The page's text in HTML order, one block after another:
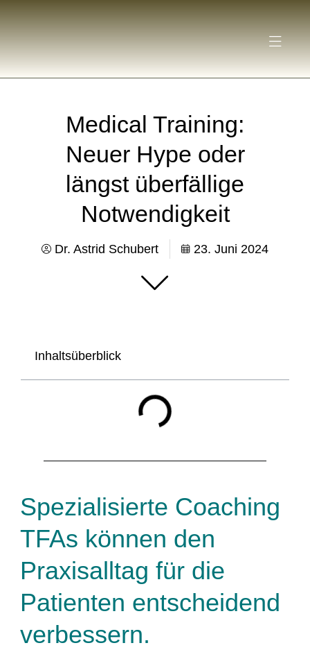
Medical Training:
Neuer Hype oder
längst überfällige
Notwendigkeit
Dr. Astrid Schubert 23. Juni 2024
Inhaltsüberblick
Spezialisierte Coaching
TFAs können den
Praxisalltag für die
Patienten entscheidend
verbessern.